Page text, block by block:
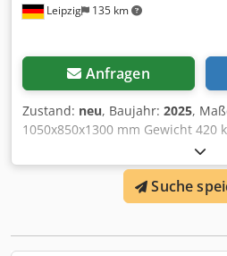
Leipzig 135 km
Anfragen
Zustand: neu, Baujahr: 2025,
1050x850x1300 mm Gewicht 420
4,5 kw Rundstabschleifmaschine
Ap Ajwa - Arbeitsbereich Ø 10 -
kW - Absaugmotor 0,5 kW -
Spannung 400 V / 50 Hz -
Suche